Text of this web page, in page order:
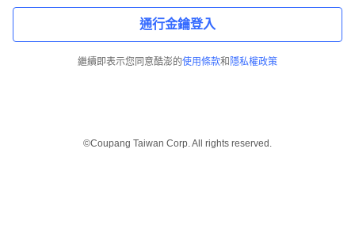
通行金鑰登入
繼續即表示您同意酷澎的使用條款和 隱私權政策
©Coupang Taiwan Corp. All rights reserved.